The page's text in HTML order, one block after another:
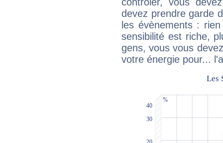
devez prendre garde
les évènements :
sensibilité est riche,
gens, vous vous
votre énergie pour...